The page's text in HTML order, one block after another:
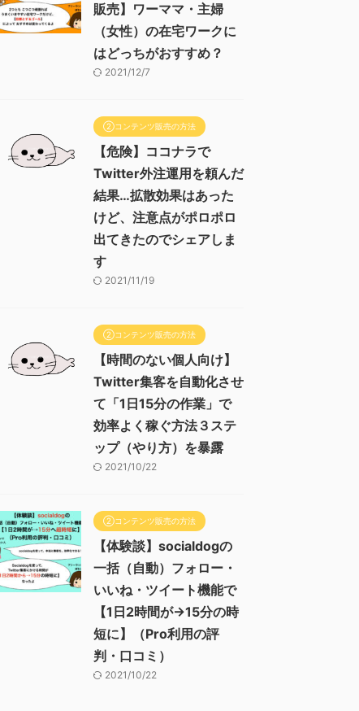
販売】ワーママ・主婦
（女性）の在宅ワークに
はどっちがおすすめ？
2021/12/7
②コンテンツ販売の方法
【危険】ココナラで
Twitter外注運用を頼んだ
結果…拡散効果はあった
けど、注意点がポロポロ
出てきたのでシェアしま
す
2021/11/19
②コンテンツ販売の方法
【時間のない個人向け】
Twitter集客を自動化させ
て「1日15分の作業」で
効率よく稼ぐ方法３ステ
ップ（やり方）を暴露
2021/10/22
②コンテンツ販売の方法
【体験談】socialdogの
一括（自動）フォロー・
いいね・ツイート機能で
【1日2時間が→15分の時
短に】（Pro利用の評
判・口コミ）
2021/10/22